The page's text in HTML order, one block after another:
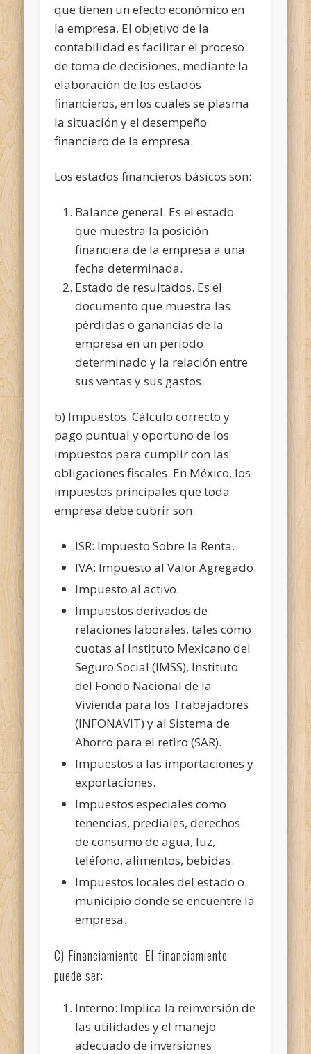
que tienen un efecto económico en
la empresa. El objetivo de la
contabilidad es facilitar el proceso
de toma de decisiones, mediante la
elaboración de los estados
financieros, en los cuales se plasma
la situación y el desempeño
financiero de la empresa.
Los estados financieros básicos son:
Balance general. Es el estado
que muestra la posición
financiera de la empresa a una
fecha determinada.
Estado de resultados. Es el
documento que muestra las
pérdidas o ganancias de la
empresa en un periodo
determinado y la relación entre
sus ventas y sus gastos.
b) Impuestos. Cálculo correcto y
pago puntual y oportuno de los
impuestos para cumplir con las
obligaciones fiscales. En México, los
impuestos principales que toda
empresa debe cubrir son:
ISR: Impuesto Sobre la Renta.
IVA: Impuesto al Valor Agregado.
Impuesto al activo.
Impuestos derivados de
relaciones laborales, tales como
cuotas al Instituto Mexicano del
Seguro Social (IMSS), Instituto
del Fondo Nacional de la
Vivienda para los Trabajadores
(INFONAVIT) y al Sistema de
Ahorro para el retiro (SAR).
Impuestos a las importaciones y
exportaciones.
Impuestos especiales como
tenencias, prediales, derechos
de consumo de agua, luz,
teléfono, alimentos, bebidas.
Impuestos locales del estado o
municipio donde se encuentre la
empresa.
C) Financiamiento: El financiamiento
puede ser:
Interno: Implica la reinversión de
las utilidades y el manejo
adecuado de inversiones